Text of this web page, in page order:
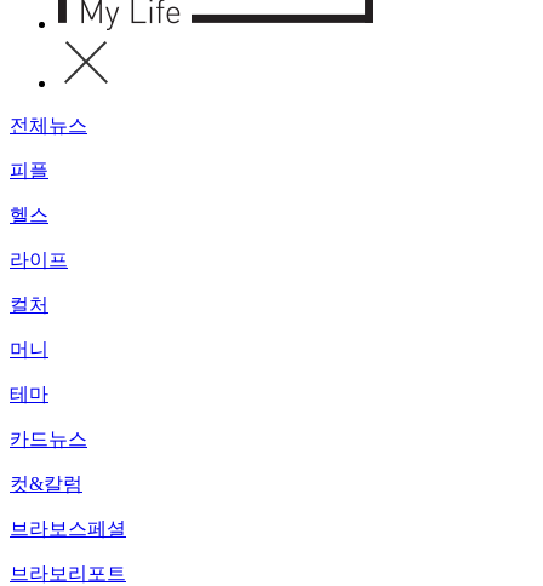
전체뉴스
피플
헬스
라이프
컬처
머니
테마
카드뉴스
컷&칼럼
브라보스페셜
브라보리포트